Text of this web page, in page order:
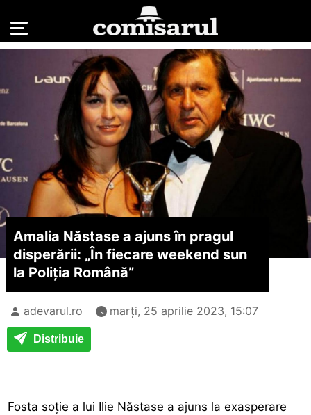
Amalia Năstase a ajuns în pragul
disperării: „În fiecare weekend sun
la Poliția Română”
adevarul.ro marți, 25 aprilie 2023, 15:07
Distribuie
Fosta soție a lui Ilie Năstase a ajuns la exasperare